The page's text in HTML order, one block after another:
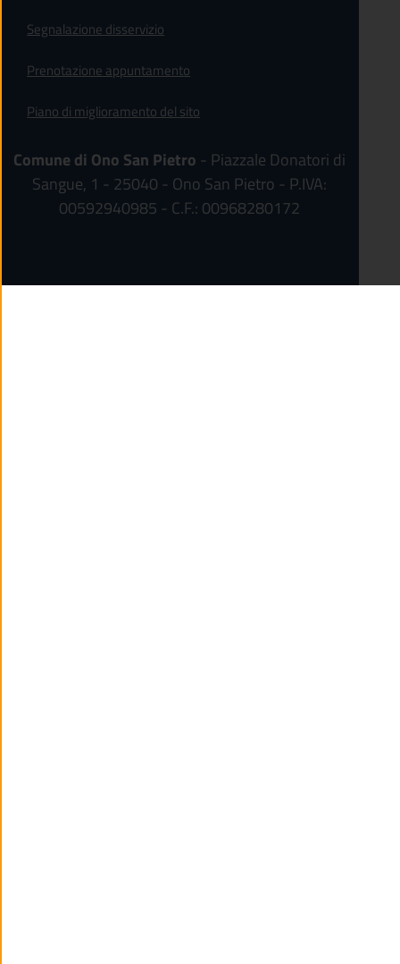
Segnalazione disservizio
Prenotazione appuntamento
Piano di miglioramento del sito
Comune di Ono San Pietro - Piazzale Donatori di
Sangue, 1 - 25040 - Ono San Pietro - P.IVA:
00592940985 - C.F.: 00968280172